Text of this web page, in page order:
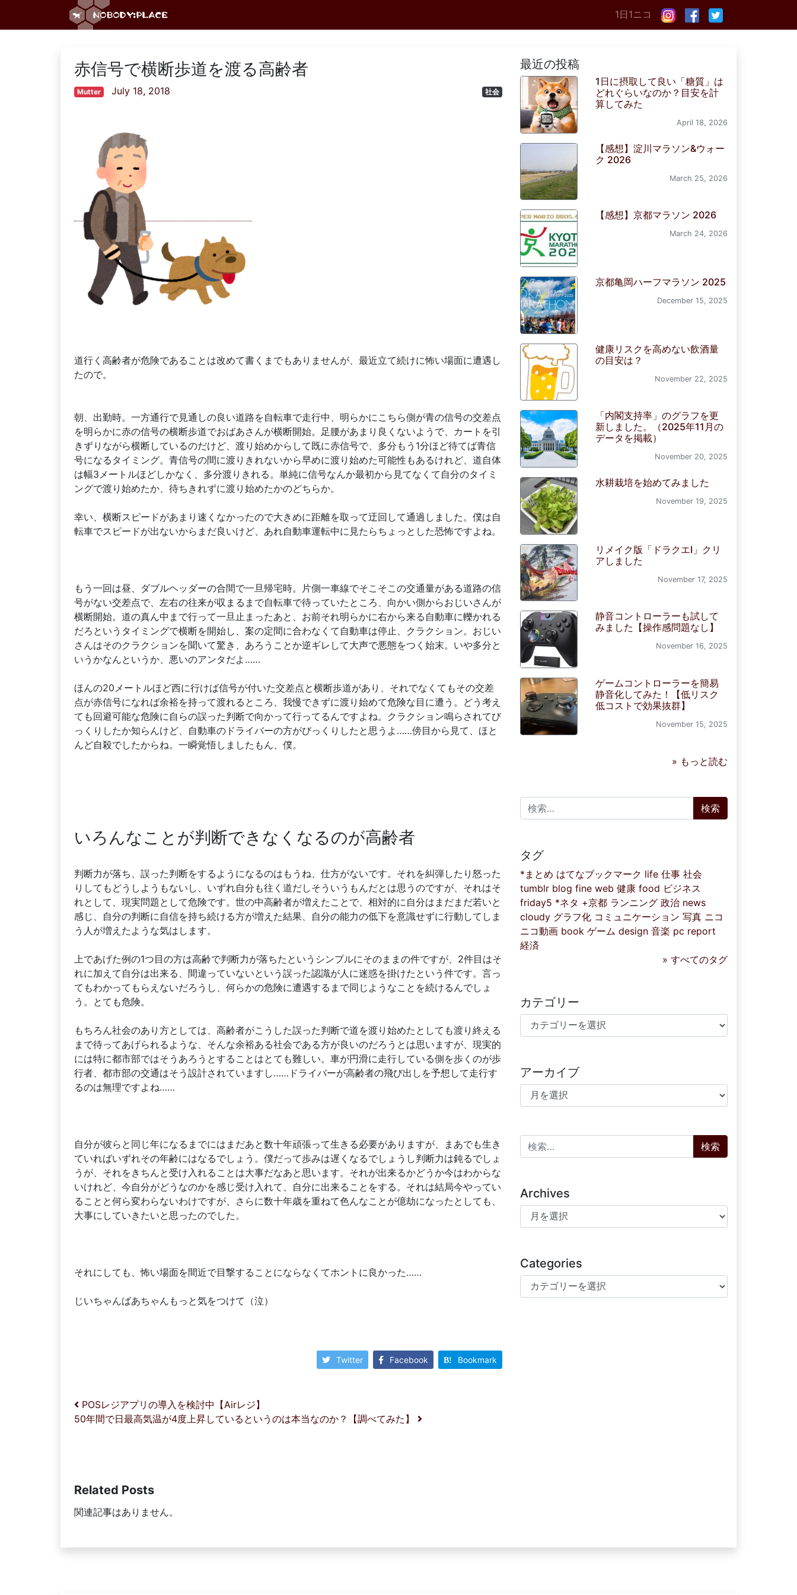
1日1ニコ
赤信号で横断歩道を渡る高齢者
Mutter July 18, 2018 社会
道行く高齢者が危険であることは改めて書くまでもありませんが、最近立て続けに怖い場面に遭遇し
たので。
朝、出勤時。一方通行で見通しの良い道路を自転車で走行中、明らかにこちら側が青の信号の交差点
を明らかに赤の信号の横断歩道でおばあさんが横断開始。足腰があまり良くないようで、カートを引
きずりながら横断しているのだけど、渡り始めからして既に赤信号で、多分もう1分ほど待てば青信
号になるタイミング。青信号の間に渡りきれないから早めに渡り始めた可能性もあるけれど、道自体
は幅3メートルほどしかなく、多分渡りきれる。単純に信号なんか最初から見てなくて自分のタイミ
ングで渡り始めたか、待ちきれずに渡り始めたかのどちらか。
幸い、横断スピードがあまり速くなかったので大きめに距離を取って迂回して通過しました。僕は自
転車でスピードが出ないからまだ良いけど、あれ自動車運転中に見たらちょっとした恐怖ですよね。
もう一回は昼、ダブルヘッダーの合間で一旦帰宅時。片側一車線でそこそこの交通量がある道路の信
号がない交差点で、左右の往来が収まるまで自転車で待っていたところ、向かい側からおじいさんが
横断開始。道の真ん中まで行って一旦止まったあと、お前それ明らかに右から来る自動車に轢かれる
だろというタイミングで横断を開始し、案の定間に合わなくて自動車は停止、クラクション。おじい
さんはそのクラクションを聞いて驚き、あろうことか逆ギレして大声で悪態をつく始末。いや多分と
いうかなんというか、悪いのアンタだよ……
ほんの20メートルほど西に行けば信号が付いた交差点と横断歩道があり、それでなくてもその交差
点が赤信号になれば余裕を持って渡れるところ、我慢できずに渡り始めて危険な目に遭う。どう考え
ても回避可能な危険に自らの誤った判断で向かって行ってるんですよね。クラクション鳴らされてび
っくりしたか知らんけど、自動車のドライバーの方がびっくりしたと思うよ……傍目から見て、ほと
んど自殺でしたからね。一瞬覚悟しましたもん、僕。
いろんなことが判断できなくなるのが高齢者
判断力が落ち、誤った判断をするようになるのはもうね、仕方がないです。それを糾弾したり怒った
りしてもどうしようもないし、いずれ自分も往く道だしそういうもんだとは思うのですが、それはそ
れとして、現実問題として危険です。世の中高齢者が増えたことで、相対的に自分はまだまだ若いと
感じ、自分の判断に自信を持ち続ける方が増えた結果、自分の能力の低下を意識せずに行動してしま
う人が増えたような気はします。
上であげた例の1つ目の方は高齢で判断力が落ちたというシンプルにそのままの件ですが、2件目はそ
れに加えて自分は出来る、間違っていないという誤った認識が人に迷惑を掛けたという件です。言っ
てもわかってもらえないだろうし、何らかの危険に遭遇するまで同じようなことを続けるんでしょ
う。とても危険。
もちろん社会のあり方としては、高齢者がこうした誤った判断で道を渡り始めたとしても渡り終える
まで待ってあげられるような、そんな余裕ある社会である方が良いのだろうとは思いますが、現実的
には特に都市部ではそうあろうとすることはとても難しい。車が円滑に走行している側を歩くのが歩
行者、都市部の交通はそう設計されていますし……ドライバーが高齢者の飛び出しを予想して走行す
るのは無理ですよね……
自分が彼らと同じ年になるまでにはまだあと数十年頑張って生きる必要がありますが、まあでも生き
ていればいずれその年齢にはなるでしょう。僕だって歩みは遅くなるでしょうし判断力は鈍るでしょ
うが、それをきちんと受け入れることは大事だなあと思います。それが出来るかどうか今はわからな
いけれど、今自分がどうなのかを感じ受け入れて、自分に出来ることをする。それは結局今やってい
ることと何ら変わらないわけですが、さらに数十年歳を重ねて色んなことが億劫になったとしても、
大事にしていきたいと思ったのでした。
それにしても、怖い場面を間近で目撃することにならなくてホントに良かった……
じいちゃんばあちゃんもっと気をつけて（泣）
Twitter Facebook Bookmark
投稿ナビゲーション
POSレジアプリの導入を検討中【Airレジ】
50年間で日最高気温が4度上昇しているというのは本当なのか？【調べてみた】
Related Posts
関連記事はありません。
最近の投稿
1日に摂取して良い「糖質」は
どれぐらいなのか？目安を計
算してみた
April 18, 2026
【感想】淀川マラソン&ウォー
ク 2026
March 25, 2026
【感想】京都マラソン 2026
March 24, 2026
京都亀岡ハーフマラソン 2025
December 15, 2025
健康リスクを高めない飲酒量
の目安は？
November 22, 2025
「内閣支持率」のグラフを更
新しました。（2025年11月の
データを掲載）
November 20, 2025
水耕栽培を始めてみました
November 19, 2025
リメイク版「ドラクエI」クリ
アしました
November 17, 2025
静音コントローラーも試して
みました【操作感問題なし】
November 16, 2025
ゲームコントローラーを簡易
静音化してみた！【低リスク
低コストで効果抜群】
November 15, 2025
» もっと読む
検索:
タグ
*まとめ はてなブックマーク life 仕事 社会
tumblr blog fine web 健康 food ビジネス
friday5 *ネタ +京都 ランニング 政治 news
cloudy グラフ化 コミュニケーション 写真 ニコ
ニコ動画 book ゲーム design 音楽 pc report
経済
» すべてのタグ
カテゴリー
カテゴリー
アーカイブ
アーカイブ
検索:
Archives
Archives
Categories
Categories